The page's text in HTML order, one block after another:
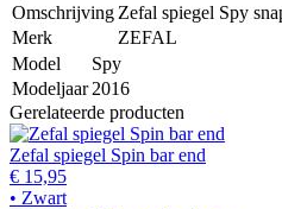
Omschrijving Zefal spiegel Spy
Merk
ZEFAL
Model
Spy
Modeljaar 2016
Gerelateerde producten
Zefal spiegel Spin bar end
€ 15,95
• Zwart